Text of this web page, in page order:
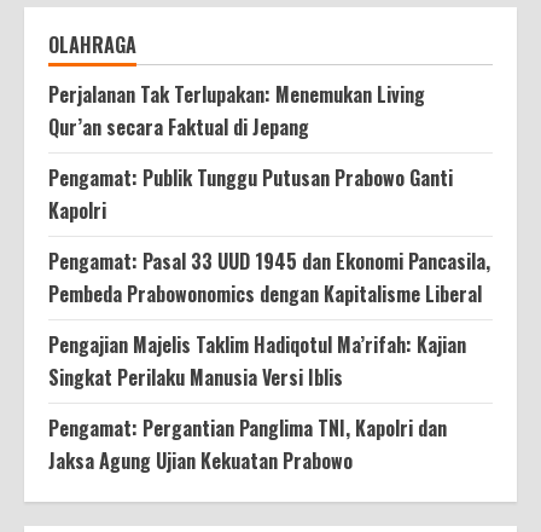
OLAHRAGA
Perjalanan Tak Terlupakan: Menemukan Living
Qur’an secara Faktual di Jepang
Pengamat: Publik Tunggu Putusan Prabowo Ganti
Kapolri
Pengamat: Pasal 33 UUD 1945 dan Ekonomi Pancasila,
Pembeda Prabowonomics dengan Kapitalisme Liberal
Pengajian Majelis Taklim Hadiqotul Ma’rifah: Kajian
Singkat Perilaku Manusia Versi Iblis
Pengamat: Pergantian Panglima TNI, Kapolri dan
Jaksa Agung Ujian Kekuatan Prabowo